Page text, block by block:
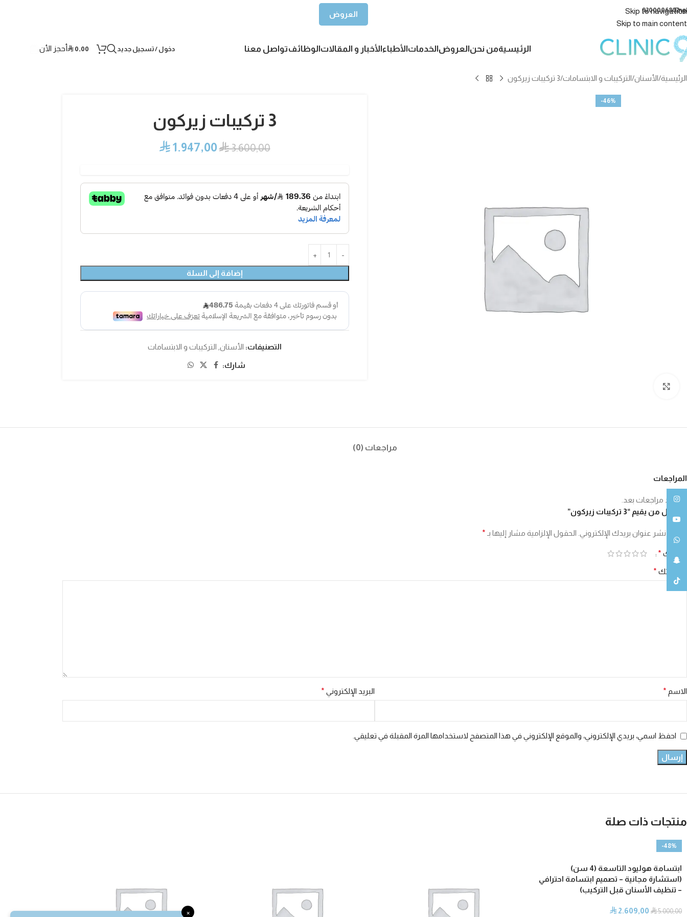
×
Skip to navigation
Skip to main content
9200006802 العروض
الرئيسيةمن نحنالعروضالخدماتالأطباءالأخبار و المقالاتالوظائفتواصل معنا دخول / تسجيل جديد ⃁ 0,00 أحجز الأن
الرئيسية الأسنان التركيبات و الابتسامات 3 تركيبات زيركون
-46%
3 تركيبات زيركون
⃁3.600,00
⃁1.947,00
إضافة إلى السلة
التصنيفات: الأسنان, التركيبات و الابتسامات
شارك:
مراجعات (0)
المراجعات
لا توجد مراجعات بعد.
كن أول من يقيم “3 تركيبات زيركون”
لن يتم نشر عنوان بريدك الإلكتروني. الحقول الإلزامية مشار إليها بـ *
تقييمك *
مراجعتك *
الاسم * البريد الإلكتروني *
احفظ اسمي، بريدي الإلكتروني، والموقع الإلكتروني في هذا المتصفح لاستخدامها المرة المقبلة في تعليقي.
منتجات ذات صلة
-48%
ابتسامة هوليود التاسعة (4 سن)
(استشارة مجانية – تصميم ابتسامة احترافي
– تنظيف الأسنان قبل التركيب)
⃁5.000,00
⃁2.609,00
انستغرام
واتساب
تيك توك